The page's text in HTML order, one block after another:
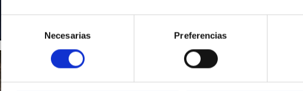
consentimiento
Necesarias Preferencias